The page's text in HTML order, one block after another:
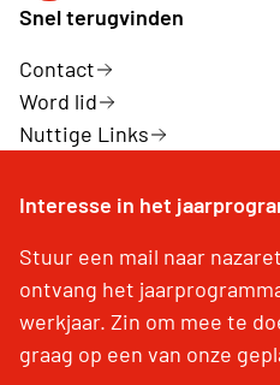
Snel terugvinden
Contact
Word lid
Nuttige Links
Interesse in het
Stuur een mail naar
ontvang het
werkjaar. Zin om mee te
graag op een van onze